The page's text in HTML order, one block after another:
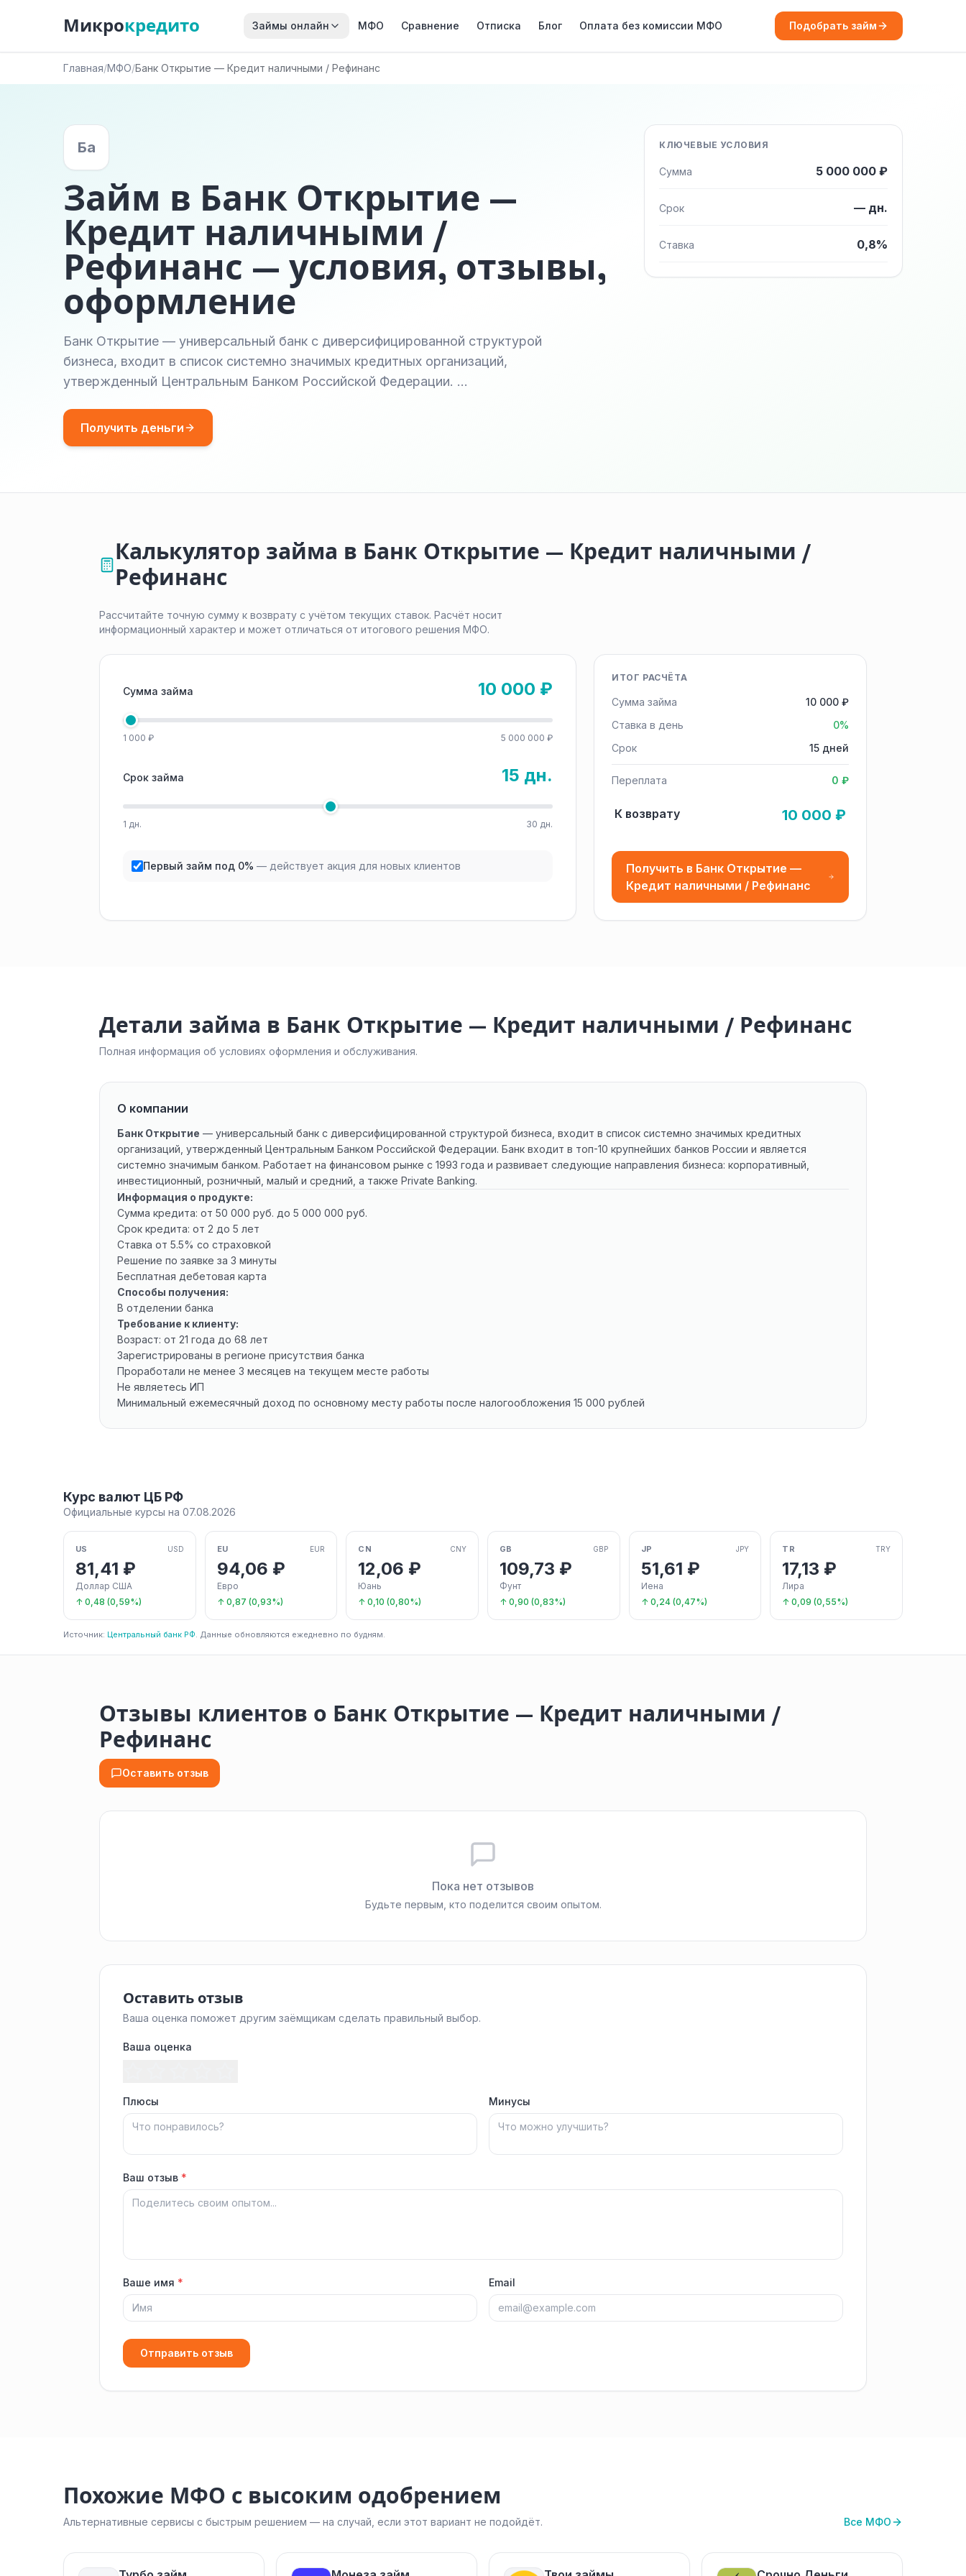
Микрокредито Займы онлайн МФО Сравнение Отписка Блог Оплата без комиссии МФО Подобрать займ
Главная/МФО/Банк Открытие — Кредит наличными / Рефинанс
Ба
Займ в Банк Открытие —
Кредит наличными /
Рефинанс — условия, отзывы,
оформление
Банк Открытие — универсальный банк с диверсифицированной структурой
бизнеса, входит в список системно значимых кредитных организаций,
утвержденный Центральным Банком Российской Федерации. …
Получить деньги
КЛЮЧЕВЫЕ УСЛОВИЯ
Сумма 5 000 000 ₽
Срок — дн.
Ставка 0,8%
Калькулятор займа в Банк Открытие — Кредит наличными /
Рефинанс
Рассчитайте точную сумму к возврату с учётом текущих ставок. Расчёт носит
информационный характер и может отличаться от итогового решения МФО.
Сумма займа 10 000 ₽
1 000 ₽ 5 000 000 ₽
Срок займа 15 дн.
1 дн. 30 дн.
Первый займ под 0% — действует акция для новых клиентов
ИТОГ РАСЧЁТА
Сумма займа
10 000 ₽
Ставка в день
0%
Срок
15 дней
Переплата 0 ₽
К возврату 10 000 ₽
Получить в Банк Открытие —
Кредит наличными / Рефинанс
Детали займа в Банк Открытие — Кредит наличными / Рефинанс
Полная информация об условиях оформления и обслуживания.
О компании
Банк Открытие — универсальный банк с диверсифицированной структурой бизнеса, входит в список системно значимых кредитных
организаций, утвержденный Центральным Банком Российской Федерации. Банк входит в топ-10 крупнейших банков России и является
системно значимым банком. Работает на финансовом рынке с 1993 года и развивает следующие направления бизнеса: корпоративный,
инвестиционный, розничный, малый и средний, а также Private Banking.
Информация о продукте:
Сумма кредита: от 50 000 руб. до 5 000 000 руб.
Срок кредита: от 2 до 5 лет
Ставка от 5.5% со страховкой
Решение по заявке за 3 минуты
Бесплатная дебетовая карта
Способы получения:
В отделении банка
Требование к клиенту:
Возраст: от 21 года до 68 лет
Зарегистрированы в регионе присутствия банка
Проработали не менее 3 месяцев на текущем месте работы
Не являетесь ИП
Минимальный ежемесячный доход по основному месту работы после налогообложения 15 000 рублей
Курс валют ЦБ РФ
Официальные курсы на 07.08.2026
US USD
81,41 ₽
Доллар США
↑ 0,48 (0,59%)
EU EUR
94,06 ₽
Евро
↑ 0,87 (0,93%)
CN CNY
12,06 ₽
Юань
↑ 0,10 (0,80%)
GB GBP
109,73 ₽
Фунт
↑ 0,90 (0,83%)
JP JPY
51,61 ₽
Иена
↑ 0,24 (0,47%)
TR TRY
17,13 ₽
Лира
↑ 0,09 (0,55%)
Источник: Центральный банк РФ. Данные обновляются ежедневно по будням.
Отзывы клиентов о Банк Открытие — Кредит наличными /
Рефинанс
Оставить отзыв
Пока нет отзывов
Будьте первым, кто поделится своим опытом.
Оставить отзыв
Ваша оценка поможет другим заёмщикам сделать правильный выбор.
Ваша оценка
Плюсы Минусы
Ваш отзыв *
Ваше имя * Email
Отправить отзыв
Похожие МФО с высоким одобрением
Альтернативные сервисы с быстрым решением — на случай, если этот вариант не подойдёт. Все МФО